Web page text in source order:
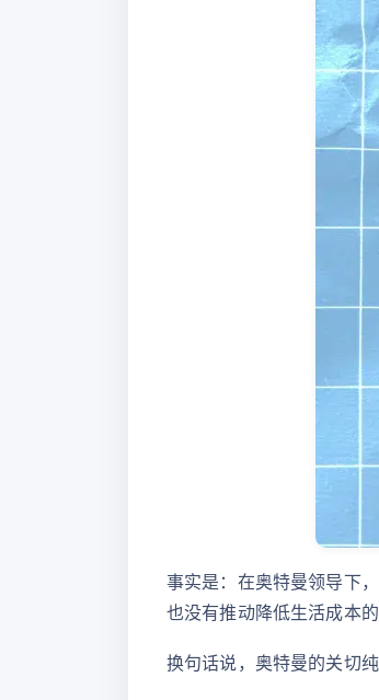
事实是：在奥特曼领导下
也没有推动降低生活成本
换句话说，奥特曼的关切